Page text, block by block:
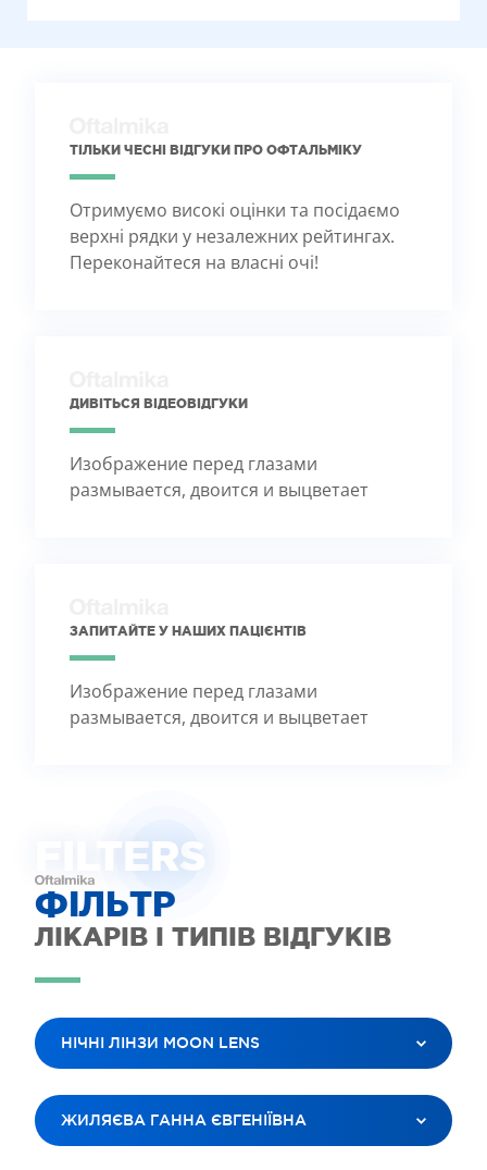
ТІЛЬКИ ЧЕСНІ ВІДГУКИ ПРО ОФТАЛЬМІКУ
Отримуємо високі оцінки та посідаємо
верхні рядки у незалежних рейтингах.
Переконайтеся на власні очі!
ДИВІТЬСЯ ВІДЕОВІДГУКИ
Изображение перед глазами
размывается, двоится и выцветает
ЗАПИТАЙТЕ У НАШИХ ПАЦІЄНТІВ
Изображение перед глазами
размывается, двоится и выцветает
FILTERS
ФІЛЬТР
ЛІКАРІВ І ТИПІВ ВІДГУКІВ
НІЧНІ ЛІНЗИ MOON LENS
ВСІ ПОСЛУГИ
ЛАЗЕРНА КОРЕКЦІЯ ЗОРУ
ЖИЛЯЄВА ГАННА ЄВГЕНІЇВНА